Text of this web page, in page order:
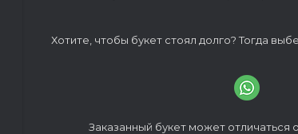
Хотите, чтобы букет стоял долго? Тогда
Заказанный букет может отличаться